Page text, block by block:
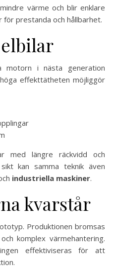
värme och blir enklare
prestanda och hållbarhet.
motorn i nästa generation
effekttätheten möjliggör
med längre räckvidd och
kan samma teknik även
industriella maskiner.
kvarstår
Produktionen bromsas
komplex värmehantering.
effektiviseras för att